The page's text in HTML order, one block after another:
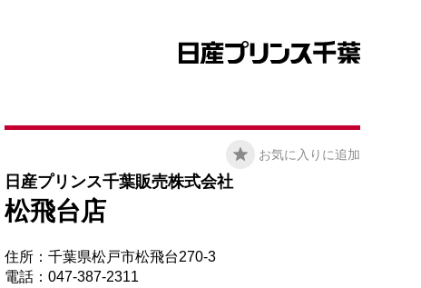
お気に入りに追加
日産プリンス千葉販売株式会社
松飛台店
住所：千葉県松戸市松飛台270-3
電話：047-387-2311